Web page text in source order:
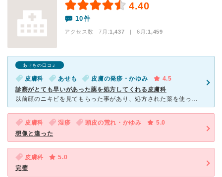
4.40
10件
アクセス数 7月:1,437 | 6月:1,459
あせもの口コミ
皮膚科 あせも 皮膚の発疹・かゆみ
4.5
診察がとても早いがあった薬を処方してくれる皮膚科
以前顔のニキビを見てもらった事があり、処方された薬を使ったところ数週間で 治まったので夕方頃こちらの病院で症状を見てもらいました。 症状として手首・腕の湿疹、陰部・脇のかゆみ、瞼の乾燥を見てもらい
皮膚科 湿疹 頭皮の荒れ・かゆみ
5.0
想像と違った
皮膚科
5.0
完璧